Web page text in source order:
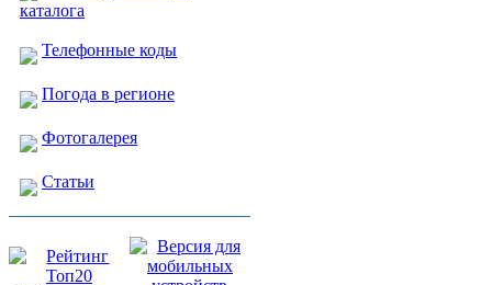
каталога
Телефонные коды
Погода в регионе
Фотогалерея
Статьи